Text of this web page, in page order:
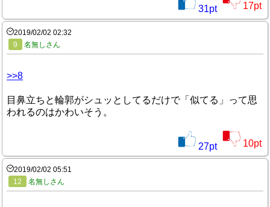
31pt 17pt
2019/02/02 02:32
9
名無しさん
>>8
目鼻立ちと輪郭がシュッとしてるだけで「似てる」って思
われるのはかわいそう。
27pt 10pt
2019/02/02 05:51
12
名無しさん